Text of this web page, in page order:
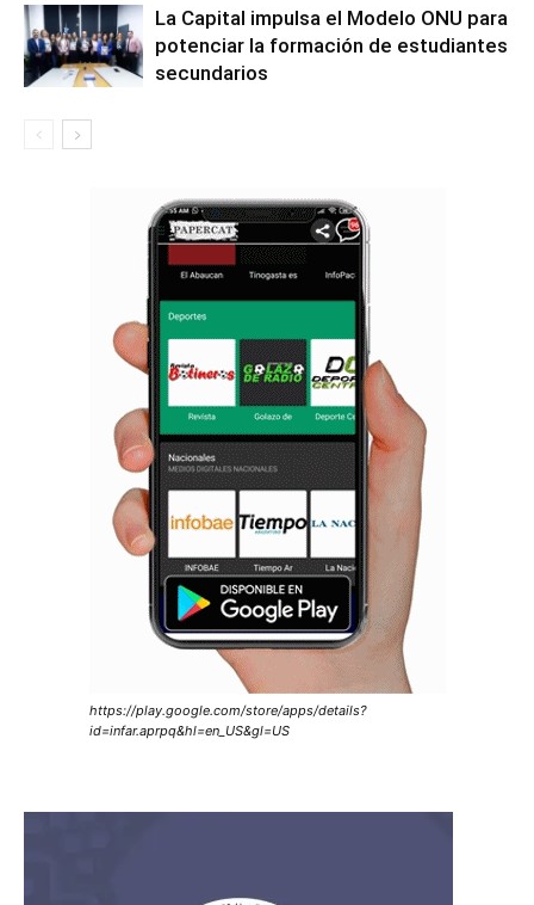
La Capital impulsa el Modelo ONU para
potenciar la formación de estudiantes
secundarios
https://play.google.com/store/apps/details?
id=infar.aprpq&hl=en_US&gl=US